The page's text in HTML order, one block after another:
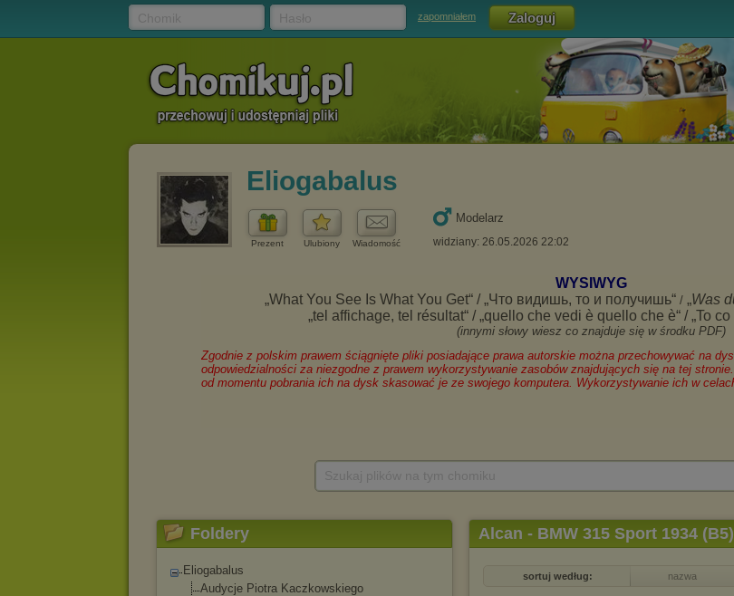
zapomniałem
Eliogabalus
Prezent Ulubiony Wiadomość
Modelarz
widziany: 26.05.2026 22:02
Foldery
Eliogabalus
Audycje Piotra Kaczkowskiego
Alcan - BMW 315 Sport 1934 (B5)
sortuj według: nazwa